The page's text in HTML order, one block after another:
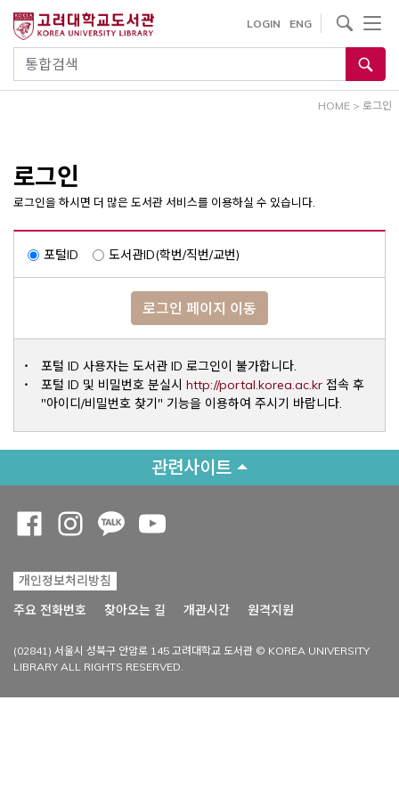
건
통합검색
LOGIN ENG
사이트내 검색
HOME > 로그인
로그인
로그인을 하시면 더 많은 도서관 서비스를 이용하실 수 있습니다.
포털ID 도서관ID(학번/직번/교번)
로그인 페이지 이동
포털 ID 사용자는 도서관 ID 로그인이 불가합니다.
포털 ID 및 비밀번호 분실시 http://portal.korea.ac.krOpens a
접속 후
"아이디/비밀번호 찾기" 기능을 이용하여 주시기 바랍니다.
관련사이트
개인정보처리방침
주요 전화번호
찾아오는 길 개관시간 원격지원
(02841) 서울시 성북구 안암로 145 고려대학교 도서관 © KOREA UNIVERSITY
LIBRARY ALL RIGHTS RESERVED.
Opens a new window
Opens a new window
Opens a new window